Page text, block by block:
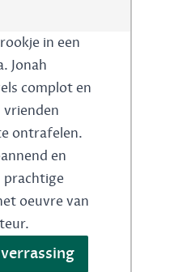
in een
Jonah
complot en
vrienden
ontrafelen.
en
prachtige
oeuvre van